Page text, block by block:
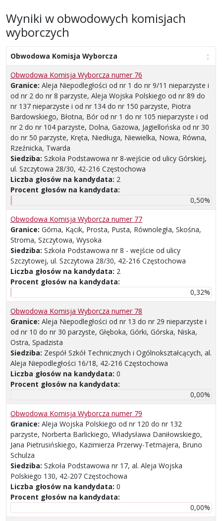
Wyniki w obwodowych komisjach
wyborczych
Obwodowa Komisja Wyborcza
Obwodowa Komisja Wyborcza numer 76
Granice: Aleja Niepodległości od nr 1 do nr 9/11 nieparzyste i
od nr 2 do nr 8 parzyste, Aleja Wojska Polskiego od nr 89 do
nr 137 nieparzyste i od nr 134 do nr 150 parzyste, Piotra
Bardowskiego, Błotna, Bór od nr 1 do nr 105 nieparzyste i od
nr 2 do nr 104 parzyste, Dolna, Gazowa, Jagiellońska od nr 30
do nr 50 parzyste, Kręta, Niedługa, Niewielka, Nowa, Równa,
Rzeźnicka, Twarda
Siedziba: Szkoła Podstawowa nr 8-wejście od ulicy Górskiej,
ul. Szczytowa 28/30, 42-216 Częstochowa
Liczba głosów na kandydata: 2
Procent głosów na kandydata:
0,50%
Obwodowa Komisja Wyborcza numer 77
Granice: Górna, Kącik, Prosta, Pusta, Równoległa, Skośna,
Stroma, Szczytowa, Wysoka
Siedziba: Szkoła Podstawowa nr 8 - wejście od ulicy
Szczytowej, ul. Szczytowa 28/30, 42-216 Częstochowa
Liczba głosów na kandydata: 2
Procent głosów na kandydata:
0,32%
Obwodowa Komisja Wyborcza numer 78
Granice: Aleja Niepodległości od nr 13 do nr 29 nieparzyste i
od nr 10 do nr 30 parzyste, Głęboka, Górki, Górska, Niska,
Ostra, Spadzista
Siedziba: Zespół Szkół Technicznych i Ogólnokształcących, al.
Aleja Niepodległości 16/18, 42-216 Częstochowa
Liczba głosów na kandydata: 0
Procent głosów na kandydata:
0,00%
Obwodowa Komisja Wyborcza numer 79
Granice: Aleja Wojska Polskiego od nr 120 do nr 132
parzyste, Norberta Barlickiego, Władysława Daniłowskiego,
Jana Pietrusińskiego, Kazimierza Przerwy-Tetmajera, Bruno
Schulza
Siedziba: Szkoła Podstawowa nr 17, al. Aleja Wojska
Polskiego 130, 42-207 Częstochowa
Liczba głosów na kandydata: 0
Procent głosów na kandydata:
0,00%